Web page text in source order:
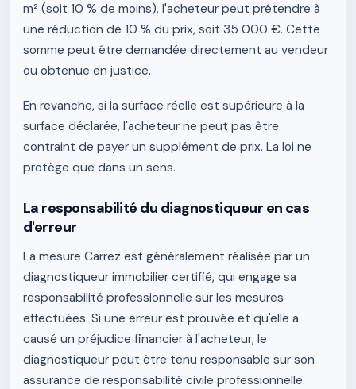
m² (soit 10 % de moins), l'acheteur peut prétendre à
une réduction de 10 % du prix, soit 35 000 €. Cette
somme peut être demandée directement au vendeur
ou obtenue en justice.
En revanche, si la surface réelle est supérieure à la
surface déclarée, l'acheteur ne peut pas être
contraint de payer un supplément de prix. La loi ne
protège que dans un sens.
La responsabilité du diagnostiqueur en cas
d'erreur
La mesure Carrez est généralement réalisée par un
diagnostiqueur immobilier certifié, qui engage sa
responsabilité professionnelle sur les mesures
effectuées. Si une erreur est prouvée et qu'elle a
causé un préjudice financier à l'acheteur, le
diagnostiqueur peut être tenu responsable sur son
assurance de responsabilité civile professionnelle.